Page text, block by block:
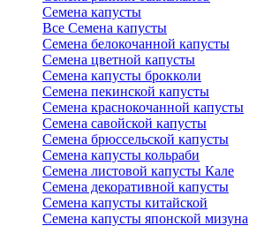
Семена капусты
Все Семена капусты
Семена белокочанной капусты
Семена цветной капусты
Семена капусты брокколи
Семена пекинской капусты
Семена краснокочанной капусты
Семена савойской капусты
Семена брюссельской капусты
Семена капусты кольраби
Семена листовой капусты Кале
Семена декоративной капусты
Семена капусты китайской
Семена капусты японской мизуна